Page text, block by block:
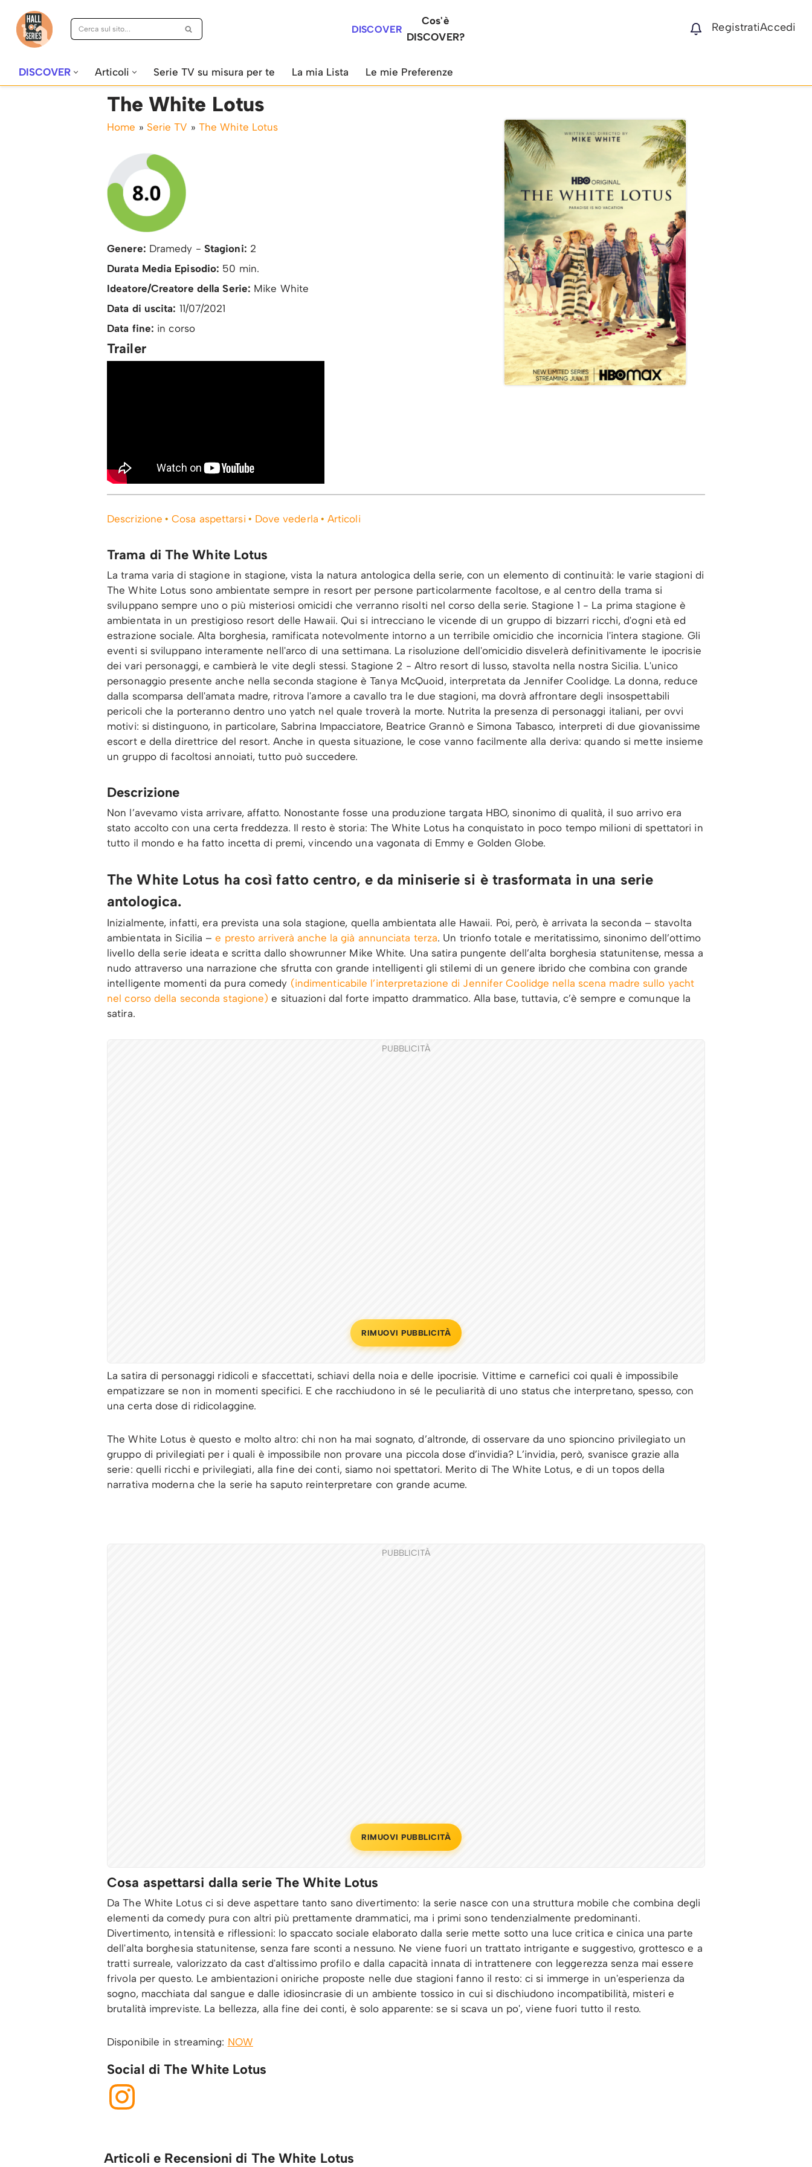
Vai
DISCOVER
Cos'è
DISCOVER?
RegistratiAccedi
DISCOVER Articoli Serie TV su misura per te La mia Lista Le mie Preferenze
The White Lotus
Home » Serie TV » The White Lotus
Genere: Dramedy - Stagioni: 2
Durata Media Episodio: 50 min.
Ideatore/Creatore della Serie: Mike White
Data di uscita: 11/07/2021
Data fine: in corso
Trailer
Descrizione Cosa aspettarsi Dove vederla Articoli
Trama di The White Lotus
La trama varia di stagione in stagione, vista la natura antologica della serie, con un elemento di continuità: le varie stagioni di
The White Lotus sono ambientate sempre in resort per persone particolarmente facoltose, e al centro della trama si
sviluppano sempre uno o più misteriosi omicidi che verranno risolti nel corso della serie. Stagione 1 - La prima stagione è
ambientata in un prestigioso resort delle Hawaii. Qui si intrecciano le vicende di un gruppo di bizzarri ricchi, d'ogni età ed
estrazione sociale. Alta borghesia, ramificata notevolmente intorno a un terribile omicidio che incornicia l'intera stagione. Gli
eventi si sviluppano interamente nell'arco di una settimana. La risoluzione dell'omicidio disvelerà definitivamente le ipocrisie
dei vari personaggi, e cambierà le vite degli stessi. Stagione 2 - Altro resort di lusso, stavolta nella nostra Sicilia. L'unico
personaggio presente anche nella seconda stagione è Tanya McQuoid, interpretata da Jennifer Coolidge. La donna, reduce
dalla scomparsa dell'amata madre, ritrova l'amore a cavallo tra le due stagioni, ma dovrà affrontare degli insospettabili
pericoli che la porteranno dentro uno yatch nel quale troverà la morte. Nutrita la presenza di personaggi italiani, per ovvi
motivi: si distinguono, in particolare, Sabrina Impacciatore, Beatrice Grannò e Simona Tabasco, interpreti di due giovanissime
escort e della direttrice del resort. Anche in questa situazione, le cose vanno facilmente alla deriva: quando si mette insieme
un gruppo di facoltosi annoiati, tutto può succedere.
Descrizione
Non l’avevamo vista arrivare, affatto. Nonostante fosse una produzione targata HBO, sinonimo di qualità, il suo arrivo era
stato accolto con una certa freddezza. Il resto è storia: The White Lotus ha conquistato in poco tempo milioni di spettatori in
tutto il mondo e ha fatto incetta di premi, vincendo una vagonata di Emmy e Golden Globe.
The White Lotus ha così fatto centro, e da miniserie si è trasformata in una serie
antologica.
Inizialmente, infatti, era prevista una sola stagione, quella ambientata alle Hawaii. Poi, però, è arrivata la seconda – stavolta
ambientata in Sicilia – e presto arriverà anche la già annunciata terza. Un trionfo totale e meritatissimo, sinonimo dell’ottimo
livello della serie ideata e scritta dallo showrunner Mike White. Una satira pungente dell’alta borghesia statunitense, messa a
nudo attraverso una narrazione che sfrutta con grande intelligenti gli stilemi di un genere ibrido che combina con grande
intelligente momenti da pura comedy (indimenticabile l’interpretazione di Jennifer Coolidge nella scena madre sullo yacht
nel corso della seconda stagione) e situazioni dal forte impatto drammatico. Alla base, tuttavia, c’è sempre e comunque la
satira.
PUBBLICITÀ
RIMUOVI PUBBLICITÀ
La satira di personaggi ridicoli e sfaccettati, schiavi della noia e delle ipocrisie. Vittime e carnefici coi quali è impossibile
empatizzare se non in momenti specifici. E che racchiudono in sé le peculiarità di uno status che interpretano, spesso, con
una certa dose di ridicolaggine.
The White Lotus è questo e molto altro: chi non ha mai sognato, d’altronde, di osservare da uno spioncino privilegiato un
gruppo di privilegiati per i quali è impossibile non provare una piccola dose d’invidia? L’invidia, però, svanisce grazie alla
serie: quelli ricchi e privilegiati, alla fine dei conti, siamo noi spettatori. Merito di The White Lotus, e di un topos della
narrativa moderna che la serie ha saputo reinterpretare con grande acume.
PUBBLICITÀ
RIMUOVI PUBBLICITÀ
Cosa aspettarsi dalla serie The White Lotus
Da The White Lotus ci si deve aspettare tanto sano divertimento: la serie nasce con una struttura mobile che combina degli
elementi da comedy pura con altri più prettamente drammatici, ma i primi sono tendenzialmente predominanti.
Divertimento, intensità e riflessioni: lo spaccato sociale elaborato dalla serie mette sotto una luce critica e cinica una parte
dell'alta borghesia statunitense, senza fare sconti a nessuno. Ne viene fuori un trattato intrigante e suggestivo, grottesco e a
tratti surreale, valorizzato da cast d'altissimo profilo e dalla capacità innata di intrattenere con leggerezza senza mai essere
frivola per questo. Le ambientazioni oniriche proposte nelle due stagioni fanno il resto: ci si immerge in un'esperienza da
sogno, macchiata dal sangue e dalle idiosincrasie di un ambiente tossico in cui si dischiudono incompatibilità, misteri e
brutalità impreviste. La bellezza, alla fine dei conti, è solo apparente: se si scava un po', viene fuori tutto il resto.
Disponibile in streaming: NOW
Social di The White Lotus
Articoli e Recensioni di The White Lotus